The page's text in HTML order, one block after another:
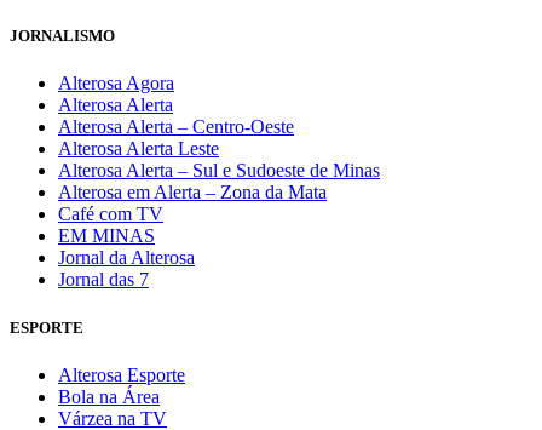
JORNALISMO
Alterosa Agora
Alterosa Alerta
Alterosa Alerta – Centro-Oeste
Alterosa Alerta Leste
Alterosa Alerta – Sul e Sudoeste de Minas
Alterosa em Alerta – Zona da Mata
Café com TV
EM MINAS
Jornal da Alterosa
Jornal das 7
ESPORTE
Alterosa Esporte
Bola na Área
Várzea na TV